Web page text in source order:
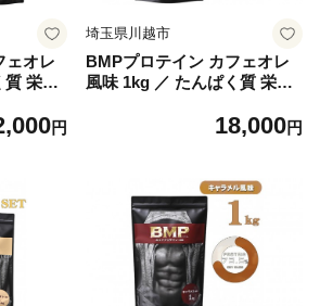
質 栄養
円
埼玉県川越市
BMPプロテイン カフェオレ
風味 1kg ／ たんぱく質 栄養
18,000円